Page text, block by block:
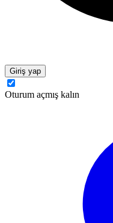
Giriş yap
Oturum açmış kalın